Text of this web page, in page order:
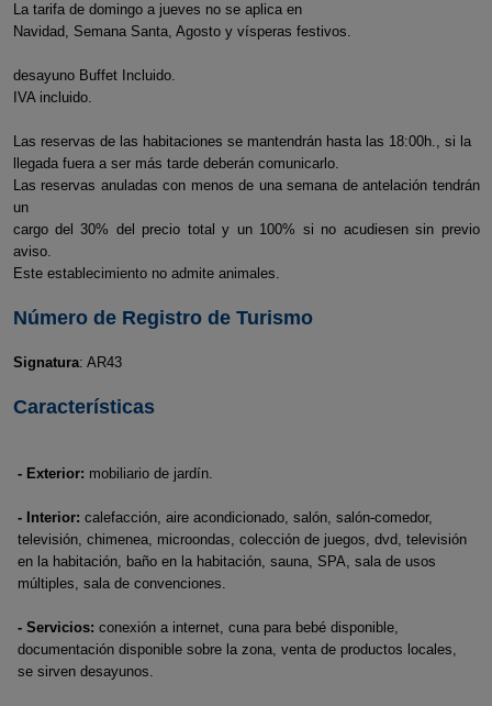
La tarifa de domingo a jueves no se aplica en
Navidad, Semana Santa, Agosto y vísperas festivos.
desayuno Buffet Incluido.
IVA incluido.
Las reservas de las habitaciones se mantendrán hasta las 18:00h., si la
llegada fuera a ser más tarde deberán comunicarlo.
Las reservas anuladas con menos de una semana de antelación tendrán
un
cargo del 30% del precio total y un 100% si no acudiesen sin previo
aviso.
Este establecimiento no admite animales.
Número de Registro de Turismo
Signatura: AR43
Características
- Exterior: mobiliario de jardín.
- Interior: calefacción, aire acondicionado, salón, salón-comedor,
televisión, chimenea, microondas, colección de juegos, dvd, televisión
en la habitación, baño en la habitación, sauna, SPA, sala de usos
múltiples, sala de convenciones.
- Servicios: conexión a internet, cuna para bebé disponible,
documentación disponible sobre la zona, venta de productos locales,
se sirven desayunos.